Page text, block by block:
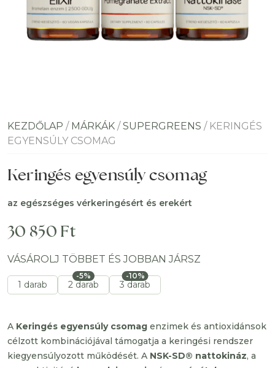
KEZDŐLAP / MÁRKÁK /SUPERGREENS / KERINGÉS
EGYENSÚLY CSOMAG
Keringés egyensúly csomag
az egészséges vérkeringésért és erekért
30 850 Ft
VÁSÁROLJ TÖBBET ÉS JOBBAN JÁRSZ
1 darab 2 darab
-5%
3 darab
-10%
A Keringés egyensúly csomag enzimek és antioxidánsok
célzott kombinációjával támogatja a keringési rendszer
kiegyensúlyozott működését. A NSK-SD® nattokináz, a